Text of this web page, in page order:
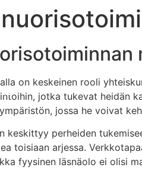
on keskeinen rooli
jotka tukevat heidän
jossa he voivat
keskittyy perheiden
toisiaan arjessa.
fyysinen läsnäolo ei olisi